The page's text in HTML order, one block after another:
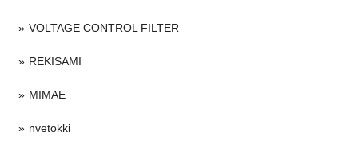
VOLTAGE CONTROL FILTER
REKISAMI
MIMAE
nvetokki